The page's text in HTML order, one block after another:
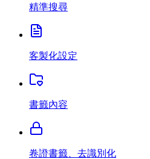
精準搜尋
客製化設定
書籤內容
卷證書籤、去識別化